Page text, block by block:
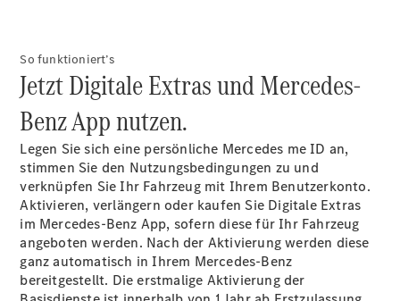
Limousine
EQE
Limousine
Elektrisch
EQS
Limousine
Elektrisch
E-Klasse
Limousine
S-Klasse
S-Klasse
Lang
Mercedes-
Maybach S-
Klasse
So funktioniert’s
Jetzt Digitale Extras und Mercedes-
Benz App nutzen.
Legen Sie sich eine persönliche Mercedes me ID an,
stimmen Sie den Nutzungsbedingungen zu und
verknüpfen Sie Ihr Fahrzeug mit Ihrem Benutzerkonto.
Aktivieren, verlängern oder kaufen Sie Digitale Extras
im Mercedes-Benz App, sofern diese für Ihr Fahrzeug
angeboten werden. Nach der Aktivierung werden diese
ganz automatisch in Ihrem Mercedes-Benz
bereitgestellt. Die erstmalige Aktivierung der